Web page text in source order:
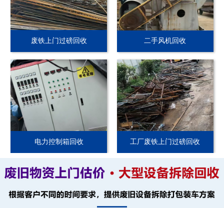
废铁上门过磅回收 二手风机回收
电力控制箱回收 工厂废铁上门过磅回收